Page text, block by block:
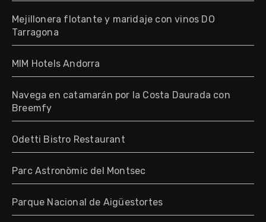
Mejillonera flotante y maridaje con vinos DO
Tarragona
MIM Hotels Andorra
Navega en catamarán por la Costa Daurada con
Breemfy
Odetti Bistro Restaurant
Parc Astronòmic del Montsec
Parque Nacional de Aigüestortes